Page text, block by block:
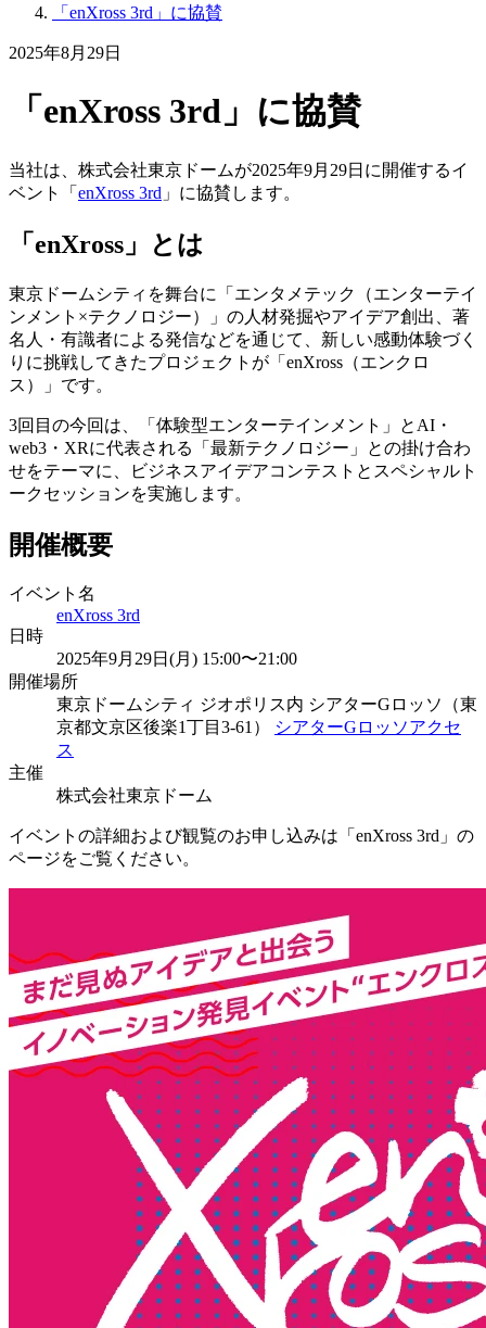
「enXross 3rd」に協賛
2025年8月29日
「enXross 3rd」に協賛
当社は、株式会社東京ドームが2025年9月29日に開催するイ
ベント「 enXross 3rd 」に協賛します。
「enXross」とは
東京ドームシティを舞台に「エンタメテック（エンターテイ
ンメント×テクノロジー）」の人材発掘やアイデア創出、著
名人・有識者による発信などを通じて、新しい感動体験づく
りに挑戦してきたプロジェクトが「enXross（エンクロ
ス）」です。
3回目の今回は、「体験型エンターテインメント」とAI・
web3・XRに代表される「最新テクノロジー」との掛け合わ
せをテーマに、ビジネスアイデアコンテストとスペシャルト
ークセッションを実施します。
開催概要
イベント名
enXross 3rd
日時
2025年9月29日(月) 15:00〜21:00
開催場所
東京ドームシティ ジオポリス内 シアターGロッソ（東
京都文京区後楽1丁目3-61）
シアターGロッソアクセ
ス
主催
株式会社東京ドーム
イベントの詳細および観覧のお申し込みは「enXross 3rd」の
ページをご覧ください。